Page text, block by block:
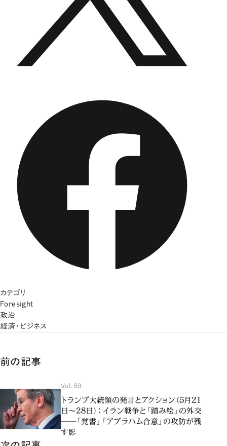
カテゴリ
Foresight
政治
経済・ビジネス
前の記事
Vol. 59
トランプ大統領の発言とアクション（5月21
日～28日）：イラン戦争と「踏み絵」の外交
――「覚書」「アブラハム合意」の攻防が残
す影